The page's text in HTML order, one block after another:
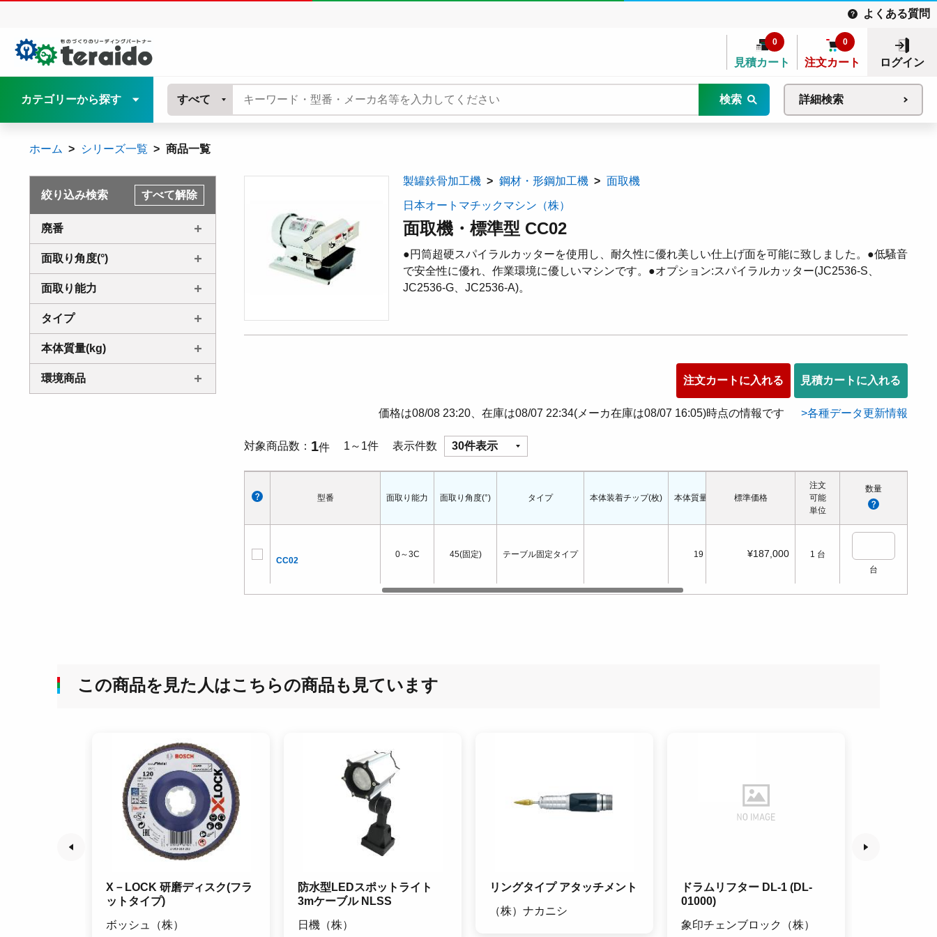
よくある質問
見積カート
0
注文カート
0
ログイン
カテゴリーから探す すべて 検索 詳細検索
ホーム シリーズ一覧 商品一覧
絞り込み検索 すべて解除
廃番
面取り角度(°)
面取り能力
タイプ
本体質量(kg)
環境商品
製罐鉄骨加工機 鋼材・形鋼加工機 面取機
日本オートマチックマシン（株）
面取機・標準型 CC02
●円筒超硬スパイラルカッターを使用し、耐久性に優れ美しい仕上げ面を可能に致しました。●低騷音
で安全性に優れ、作業環境に優しいマシンです。●オプション:スパイラルカッター(JC2536-S、
JC2536-G、JC2536-A)。
注文カートに入れる 見積カートに入れる
価格は08/08 23:20、在庫は08/07 22:34(メーカ在庫は08/07 16:05)時点の情報です 各種データ更新情報
対象商品数 1件 1～1件 表示件数 30件表示
型番
CC02
面取り能力 面取り角度(°) タイプ 本体装着チップ(枚) 本体質量(kg)
0～3C 45(固定) テーブル固定タイプ 19
標準価格
注文
可能
単位
数量
¥187,000 1 台
台
この商品を見た人はこちらの商品も見ています
X－LOCK 研磨ディスク(フラ
ットタイプ)
ボッシュ（株）
防水型LEDスポットライト
3mケーブル NLSS
日機（株）
リングタイプ アタッチメント
（株）ナカニシ
ドラムリフター DL-1 (DL-
01000)
象印チェンブロック（株）